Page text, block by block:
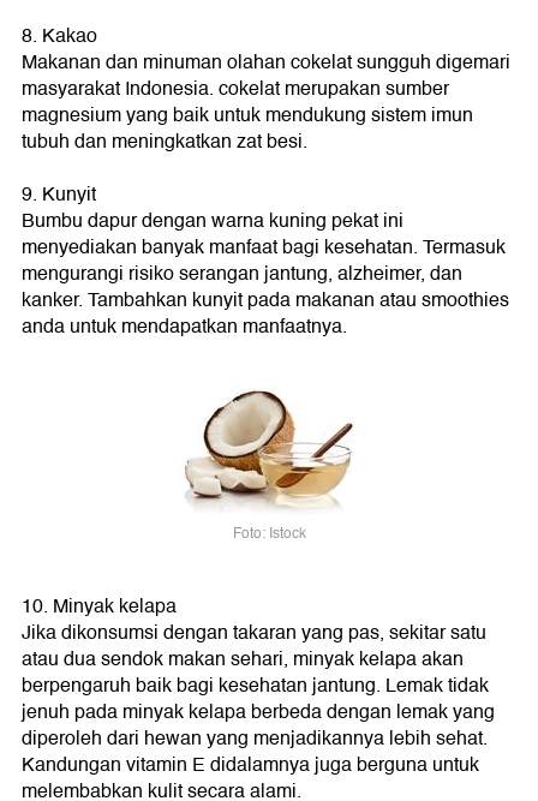
8. Kakao
Makanan dan minuman olahan cokelat sungguh digemari
masyarakat Indonesia. cokelat merupakan sumber
magnesium yang baik untuk mendukung sistem imun
tubuh dan meningkatkan zat besi.
9. Kunyit
Bumbu dapur dengan warna kuning pekat ini
menyediakan banyak manfaat bagi kesehatan. Termasuk
mengurangi risiko serangan jantung, alzheimer, dan
kanker. Tambahkan kunyit pada makanan atau smoothies
anda untuk mendapatkan manfaatnya.
Foto: Istock
10. Minyak kelapa
Jika dikonsumsi dengan takaran yang pas, sekitar satu
atau dua sendok makan sehari, minyak kelapa akan
berpengaruh baik bagi kesehatan jantung. Lemak tidak
jenuh pada minyak kelapa berbeda dengan lemak yang
diperoleh dari hewan yang menjadikannya lebih sehat.
Kandungan vitamin E didalamnya juga berguna untuk
melembabkan kulit secara alami.